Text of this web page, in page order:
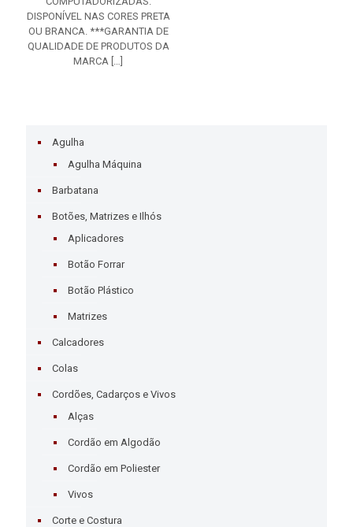
DISPONÍVEL NAS CORES PRETA
OU BRANCA. ***GARANTIA DE
QUALIDADE DE PRODUTOS DA
MARCA […]
Agulha
Agulha Máquina
Barbatana
Botões, Matrizes e Ilhós
Aplicadores
Botão Forrar
Botão Plástico
Matrizes
Calcadores
Colas
Cordões, Cadarços e Vivos
Alças
Cordão em Algodão
Cordão em Poliester
Vivos
Corte e Costura